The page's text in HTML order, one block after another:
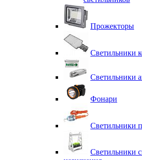
Прожекторы
Светильники
Светильники
Фонари
Светильники
Светильники